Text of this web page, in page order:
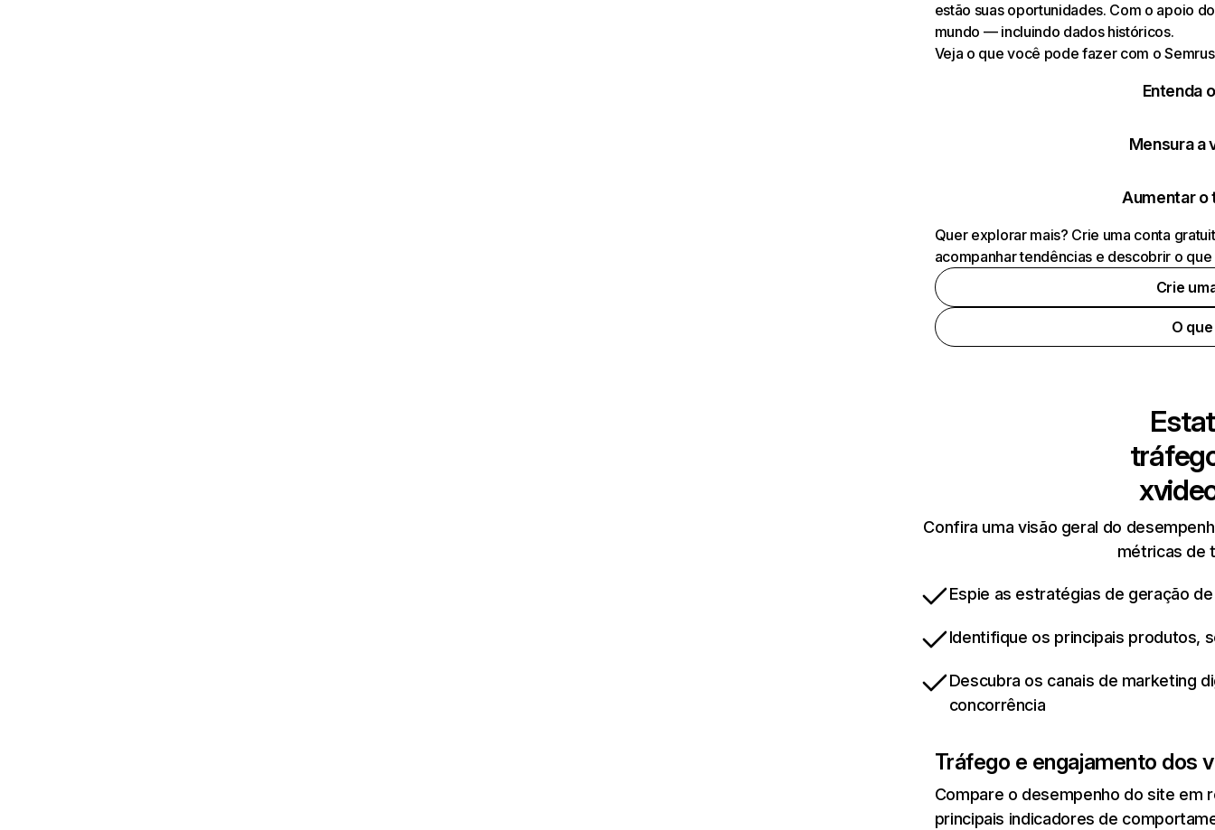
estão suas oportunidades. Com o apoio
mundo — incluindo dados históricos.
Veja o que você pode fazer com o
Entenda
Mensura a
Aumentar o
Quer explorar mais? Crie uma conta
acompanhar tendências e descobrir o
Crie
O
Confira uma visão geral do
métricas de
Espie as estratégias de geração
Identifique os principais produtos,
Descubra os canais de marketing
concorrência
Tráfego e engajamento dos
Compare o desempenho do site em
principais indicadores de